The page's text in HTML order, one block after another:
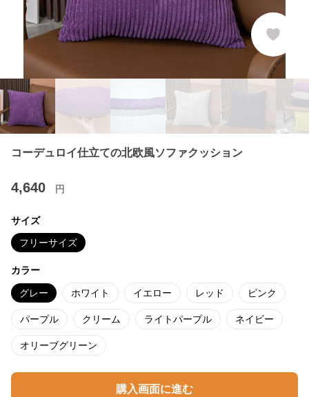
コーデュロイ仕立ての北欧風ソファクッション
4,640 円
サイズ
フリーサイズ
カラー
グレー ホワイト イエロー レッド ピンク
パープル クリーム ライトパープル ネイビー
オリーブグリーン
購入画面に進む